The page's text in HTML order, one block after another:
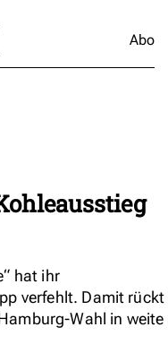
Abo
hat ihr
verfehlt. Damit rückt
Wahl in weite